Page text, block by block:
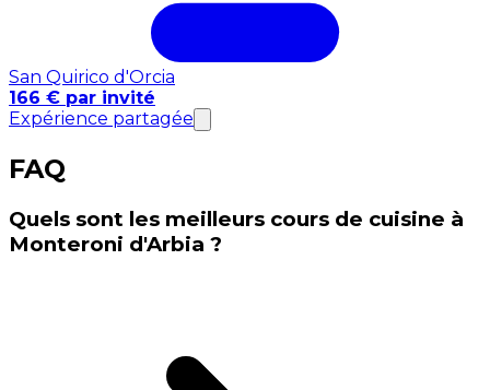
San Quirico d'Orcia
166 € par invité
Expérience partagée
FAQ
Quels sont les meilleurs cours de cuisine à
Monteroni d'Arbia ?